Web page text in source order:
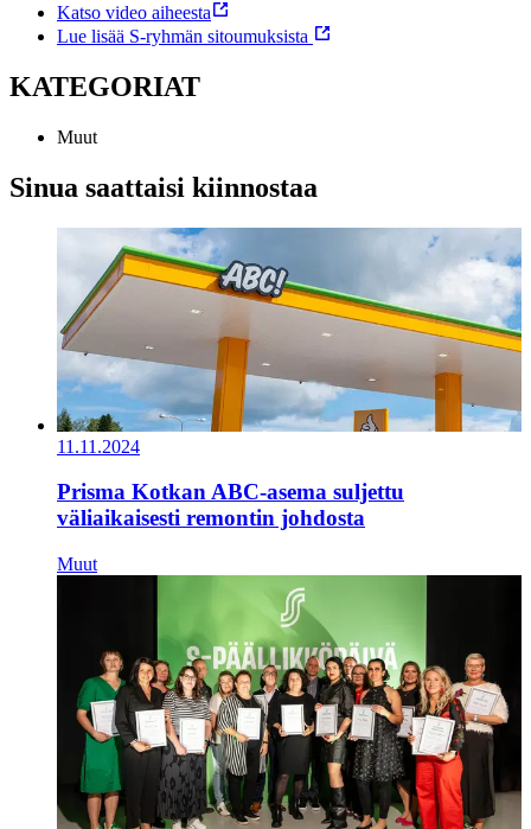
Katso video aiheesta
Lue lisää S-ryhmän sitoumuksista
KATEGORIAT
Muut
Sinua saattaisi kiinnostaa
11.11.2024
Prisma Kotkan ABC-asema suljettu
väliaikaisesti remontin johdosta
Muut